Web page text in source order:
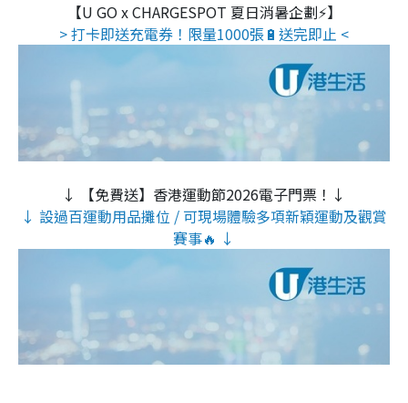
【U GO x CHARGESPOT 夏日消暑企劃⚡】
> 打卡即送充電券！限量1000張🔋送完即止 <
↓ 【免費送】香港運動節2026電子門票！↓
↓ 設過百運動用品攤位 / 可現場體驗多項新穎運動及觀賞
賽事🔥 ↓